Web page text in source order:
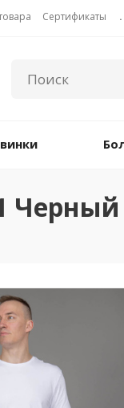
Сертификаты
Черный